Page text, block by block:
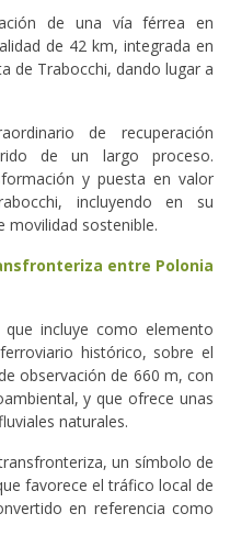
de una vía férrea en
de 42 km, integrada en
de Trabocchi, dando lugar a
de recuperación
de un largo proceso.
y puesta en valor
incluyendo en su
movilidad sostenible.
entre Polonia
incluye como elemento
histórico, sobre el
observación de 660 m, con
y que ofrece unas
naturales.
un símbolo de
favorece el tráfico local de
en referencia como